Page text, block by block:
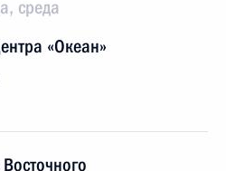
среда
«Океан»